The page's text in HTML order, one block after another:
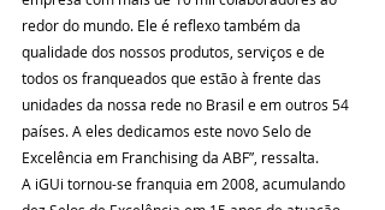
redor do mundo. Ele é reflexo também da
qualidade dos nossos produtos, serviços e de
todos os franqueados que estão à frente das
unidades da nossa rede no Brasil e em outros 54
países. A eles dedicamos este novo Selo de
Excelência em Franchising da ABF”, ressalta.
A iGUi tornou-se franquia em 2008, acumulando